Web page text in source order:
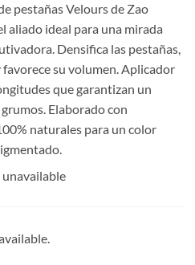
pestañas Velours de Zao
aliado ideal para una mirada
Densifica las pestañas,
favorece su volumen. Aplicador
que garantizan un
Elaborado con
naturales para un color